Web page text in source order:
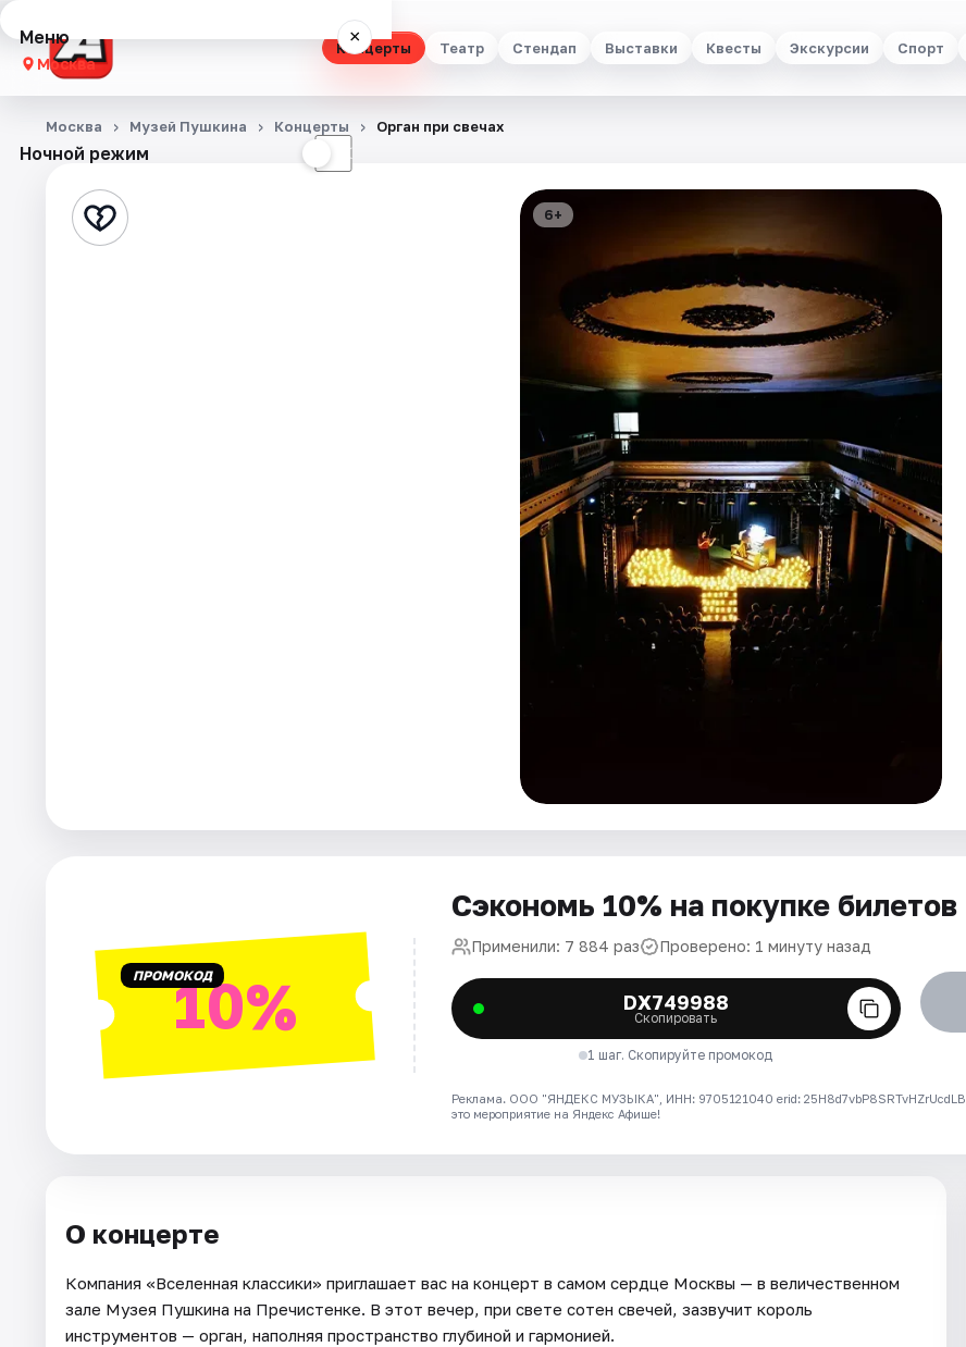
Концерты Театр Стендап Выставки Квесты Экскурсии Спорт
Меню ×
Москва
Концерты
Стендап
Ночной режим ☾
Москва Музей Пушкина Концерты Орган при свечах
6+
ПРОМОКОД10%
Сэкономь 10% на покупке билетов
Применили: 7 884 раз Проверено: 1 минуту назад
DX749988
Скопировать
1 шаг. Скопируйте промокод
Реклама. ООО "ЯНДЕКС МУЗЫКА", ИНН: 9705121040 erid: 25H8d7vbP8SRTvHZrUcdLB
это мероприятие на Яндекс Афише!
О концерте
Компания «Вселенная классики» приглашает вас на концерт в самом сердце Москвы — в величественном
зале Музея Пушкина на Пречистенке. В этот вечер, при свете сотен свечей, зазвучит король
инструментов — орган, наполняя пространство глубиной и гармонией.